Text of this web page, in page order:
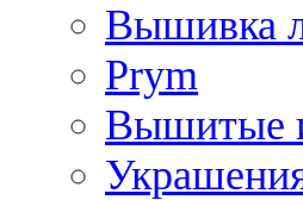
Вышивка
Prym
Вышитые